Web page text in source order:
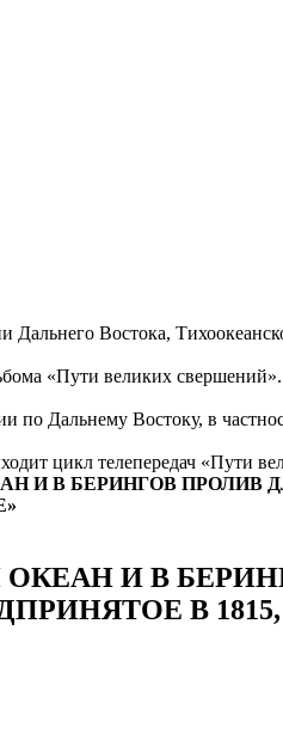
Востока,
«Пути великих свершений».
по Дальнему Востоку, в
цикл телепередач «Пути
В БЕРИНГОВ ПРОЛИВ
И В
В 1815,